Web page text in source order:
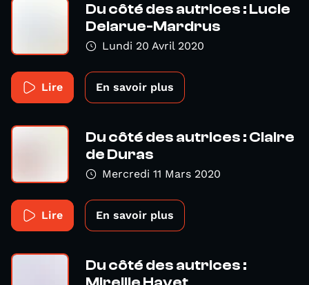
Du côté des autrices : Lucie
Delarue-Mardrus
Lundi 20 Avril 2020
Lire En savoir plus
Du côté des autrices : Claire
de Duras
Mercredi 11 Mars 2020
Lire En savoir plus
Du côté des autrices :